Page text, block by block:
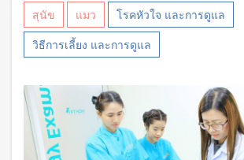
สุนัข
แมว
โรคหัวใจ และการดูแล
วิธีการเลี้ยง และการดูแล